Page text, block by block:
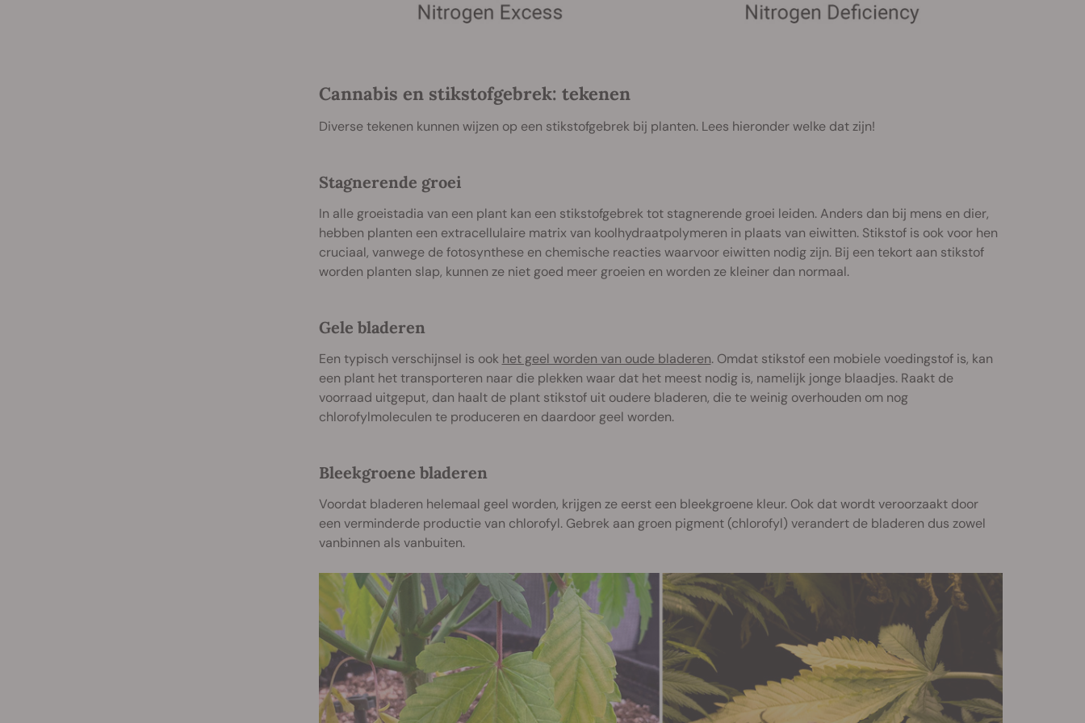
Cannabis en stikstofgebrek: tekenen
Diverse tekenen kunnen wijzen op een stikstofgebrek bij planten. Lees hieronder welke dat zijn!
Stagnerende groei
In alle groeistadia van een plant kan een stikstofgebrek tot stagnerende groei leiden. Anders dan bij mens en dier,
hebben planten een extracellulaire matrix van koolhydraatpolymeren in plaats van eiwitten. Stikstof is ook voor hen
cruciaal, vanwege de fotosynthese en chemische reacties waarvoor eiwitten nodig zijn. Bij een tekort aan stikstof
worden planten slap, kunnen ze niet goed meer groeien en worden ze kleiner dan normaal.
Gele bladeren
Een typisch verschijnsel is ook het geel worden van oude bladeren. Omdat stikstof een mobiele voedingstof is, kan
een plant het transporteren naar die plekken waar dat het meest nodig is, namelijk jonge blaadjes. Raakt de
voorraad uitgeput, dan haalt de plant stikstof uit oudere bladeren, die te weinig overhouden om nog
chlorofylmoleculen te produceren en daardoor geel worden.
Bleekgroene bladeren
Voordat bladeren helemaal geel worden, krijgen ze eerst een bleekgroene kleur. Ook dat wordt veroorzaakt door
een verminderde productie van chlorofyl. Gebrek aan groen pigment (chlorofyl) verandert de bladeren dus zowel
vanbinnen als vanbuiten.